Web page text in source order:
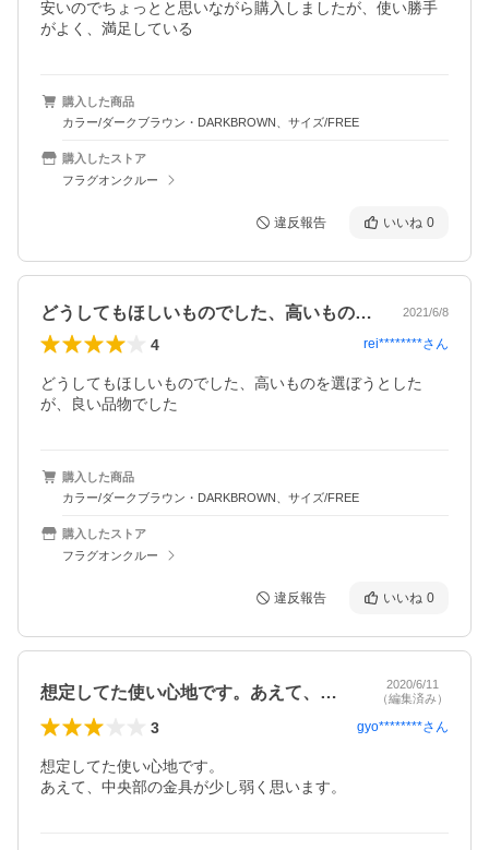
安いのでちょっとと思いながら購入しましたが、使い勝手
がよく、満足している
購入した商品
カラー/ダークブラウン・DARKBROWN、サイズ/FREE
購入したストア
フラグオンクルー
違反報告 いいね 0
どうしてもほしいものでした、高いものを… 2021/6/8
4 rei********さん
どうしてもほしいものでした、高いものを選ぼうとした
が、良い品物でした
購入した商品
カラー/ダークブラウン・DARKBROWN、サイズ/FREE
購入したストア
フラグオンクルー
違反報告 いいね 0
想定してた使い心地です。あえて、中央部…
2020/6/11
（編集済み）
3 gyo********さん
想定してた使い心地です。
あえて、中央部の金具が少し弱く思います。